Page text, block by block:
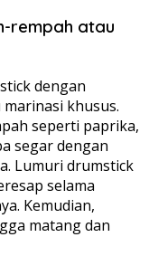
rempah atau
dengan
khusus.
seperti paprika,
segar dengan
Lumuri drumstick
selama
Kemudian,
matang dan